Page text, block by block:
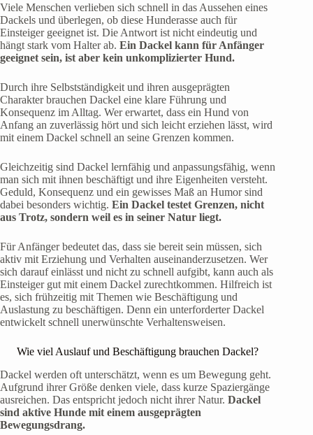
Viele Menschen verlieben sich schnell in das Aussehen eines
Dackels und überlegen, ob diese Hunderasse auch für
Einsteiger geeignet ist. Die Antwort ist nicht eindeutig und
hängt stark vom Halter ab. Ein Dackel kann für Anfänger
geeignet sein, ist aber kein unkomplizierter Hund.
Durch ihre Selbstständigkeit und ihren ausgeprägten
Charakter brauchen Dackel eine klare Führung und
Konsequenz im Alltag. Wer erwartet, dass ein Hund von
Anfang an zuverlässig hört und sich leicht erziehen lässt, wird
mit einem Dackel schnell an seine Grenzen kommen.
Gleichzeitig sind Dackel lernfähig und anpassungsfähig, wenn
man sich mit ihnen beschäftigt und ihre Eigenheiten versteht.
Geduld, Konsequenz und ein gewisses Maß an Humor sind
dabei besonders wichtig. Ein Dackel testet Grenzen, nicht
aus Trotz, sondern weil es in seiner Natur liegt.
Für Anfänger bedeutet das, dass sie bereit sein müssen, sich
aktiv mit Erziehung und Verhalten auseinanderzusetzen. Wer
sich darauf einlässt und nicht zu schnell aufgibt, kann auch als
Einsteiger gut mit einem Dackel zurechtkommen. Hilfreich ist
es, sich frühzeitig mit Themen wie Beschäftigung und
Auslastung zu beschäftigen. Denn ein unterforderter Dackel
entwickelt schnell unerwünschte Verhaltensweisen.
Wie viel Auslauf und Beschäftigung brauchen Dackel?
Dackel werden oft unterschätzt, wenn es um Bewegung geht.
Aufgrund ihrer Größe denken viele, dass kurze Spaziergänge
ausreichen. Das entspricht jedoch nicht ihrer Natur. Dackel
sind aktive Hunde mit einem ausgeprägten
Bewegungsdrang.